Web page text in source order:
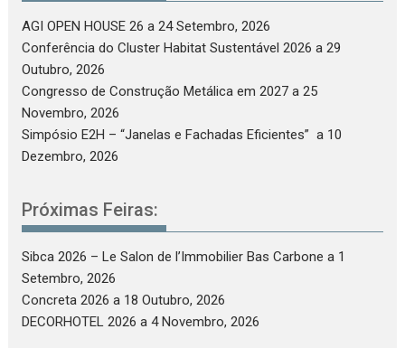
AGI OPEN HOUSE 26 a 24 Setembro, 2026
Conferência do Cluster Habitat Sustentável 2026 a 29
Outubro, 2026
Congresso de Construção Metálica em 2027 a 25
Novembro, 2026
Simpósio E2H – “Janelas e Fachadas Eficientes” a 10
Dezembro, 2026
Próximas Feiras:
Sibca 2026 – Le Salon de l’Immobilier Bas Carbone a 1
Setembro, 2026
Concreta 2026 a 18 Outubro, 2026
DECORHOTEL 2026 a 4 Novembro, 2026